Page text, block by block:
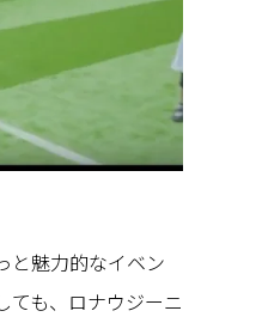
と魅力的なイベン
ても、ロナウジーニ